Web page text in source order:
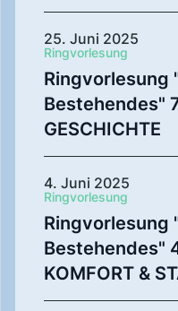
25. Juni 2025
Ringvorlesung
Ringvorlesung
Bestehendes"
GESCHICHTE
4. Juni 2025
Ringvorlesung
Ringvorlesung
Bestehendes"
KOMFORT &